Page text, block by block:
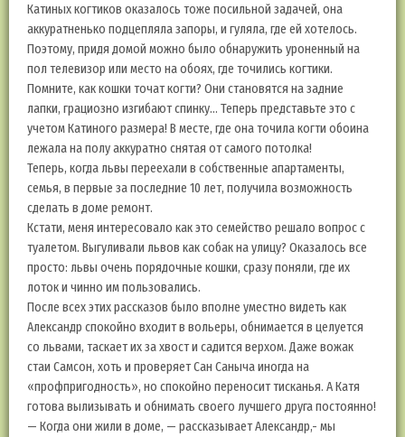
Катиных когтиков оказалось тоже посильной задачей, она
аккуратненько подцепляла запоры, и гуляла, где ей хотелось.
Поэтому, придя домой можно было обнаружить уроненный на
пол телевизор или место на обоях, где точились когтики.
Помните, как кошки точат когти? Они становятся на задние
лапки, грациозно изгибают спинку… Теперь представьте это с
учетом Катиного размера! В месте, где она точила когти обоина
лежала на полу аккуратно снятая от самого потолка!
Теперь, когда львы переехали в собственные апартаменты,
семья, в первые за последние 10 лет, получила возможность
сделать в доме ремонт.
Кстати, меня интересовало как это семейство решало вопрос с
туалетом. Выгуливали львов как собак на улицу? Оказалось все
просто: львы очень порядочные кошки, сразу поняли, где их
лоток и чинно им пользовались.
После всех этих рассказов было вполне уместно видеть как
Александр спокойно входит в вольеры, обнимается в целуется
со львами, таскает их за хвост и садится верхом. Даже вожак
стаи Самсон, хоть и проверяет Сан Саныча иногда на
«профпригодность», но спокойно переносит тисканья. А Катя
готова вылизывать и обнимать своего лучшего друга постоянно!
— Когда они жили в доме, — рассказывает Александр,- мы